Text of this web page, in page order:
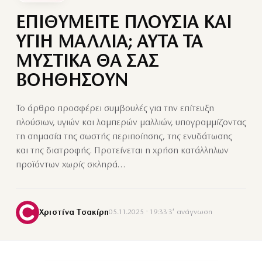
ΕΠΙΘΥΜΕΙΤΕ ΠΛΟΥΣΙΑ ΚΑΙ
ΥΓΙΗ ΜΑΛΛΙΑ; ΑΥΤΑ ΤΑ
ΜΥΣΤΙΚΑ ΘΑ ΣΑΣ
ΒΟΗΘΗΣΟΥΝ
Το άρθρο προσφέρει συμβουλές για την επίτευξη
πλούσιων, υγιών και λαμπερών μαλλιών, υπογραμμίζοντας
τη σημασία της σωστής περιποίησης, της ενυδάτωσης
και της διατροφής. Προτείνεται η χρήση κατάλληλων
προϊόντων χωρίς σκληρά…
Χριστίνα Τσακίρη05.11.2025 · 19:33·3′ ανάγνωση